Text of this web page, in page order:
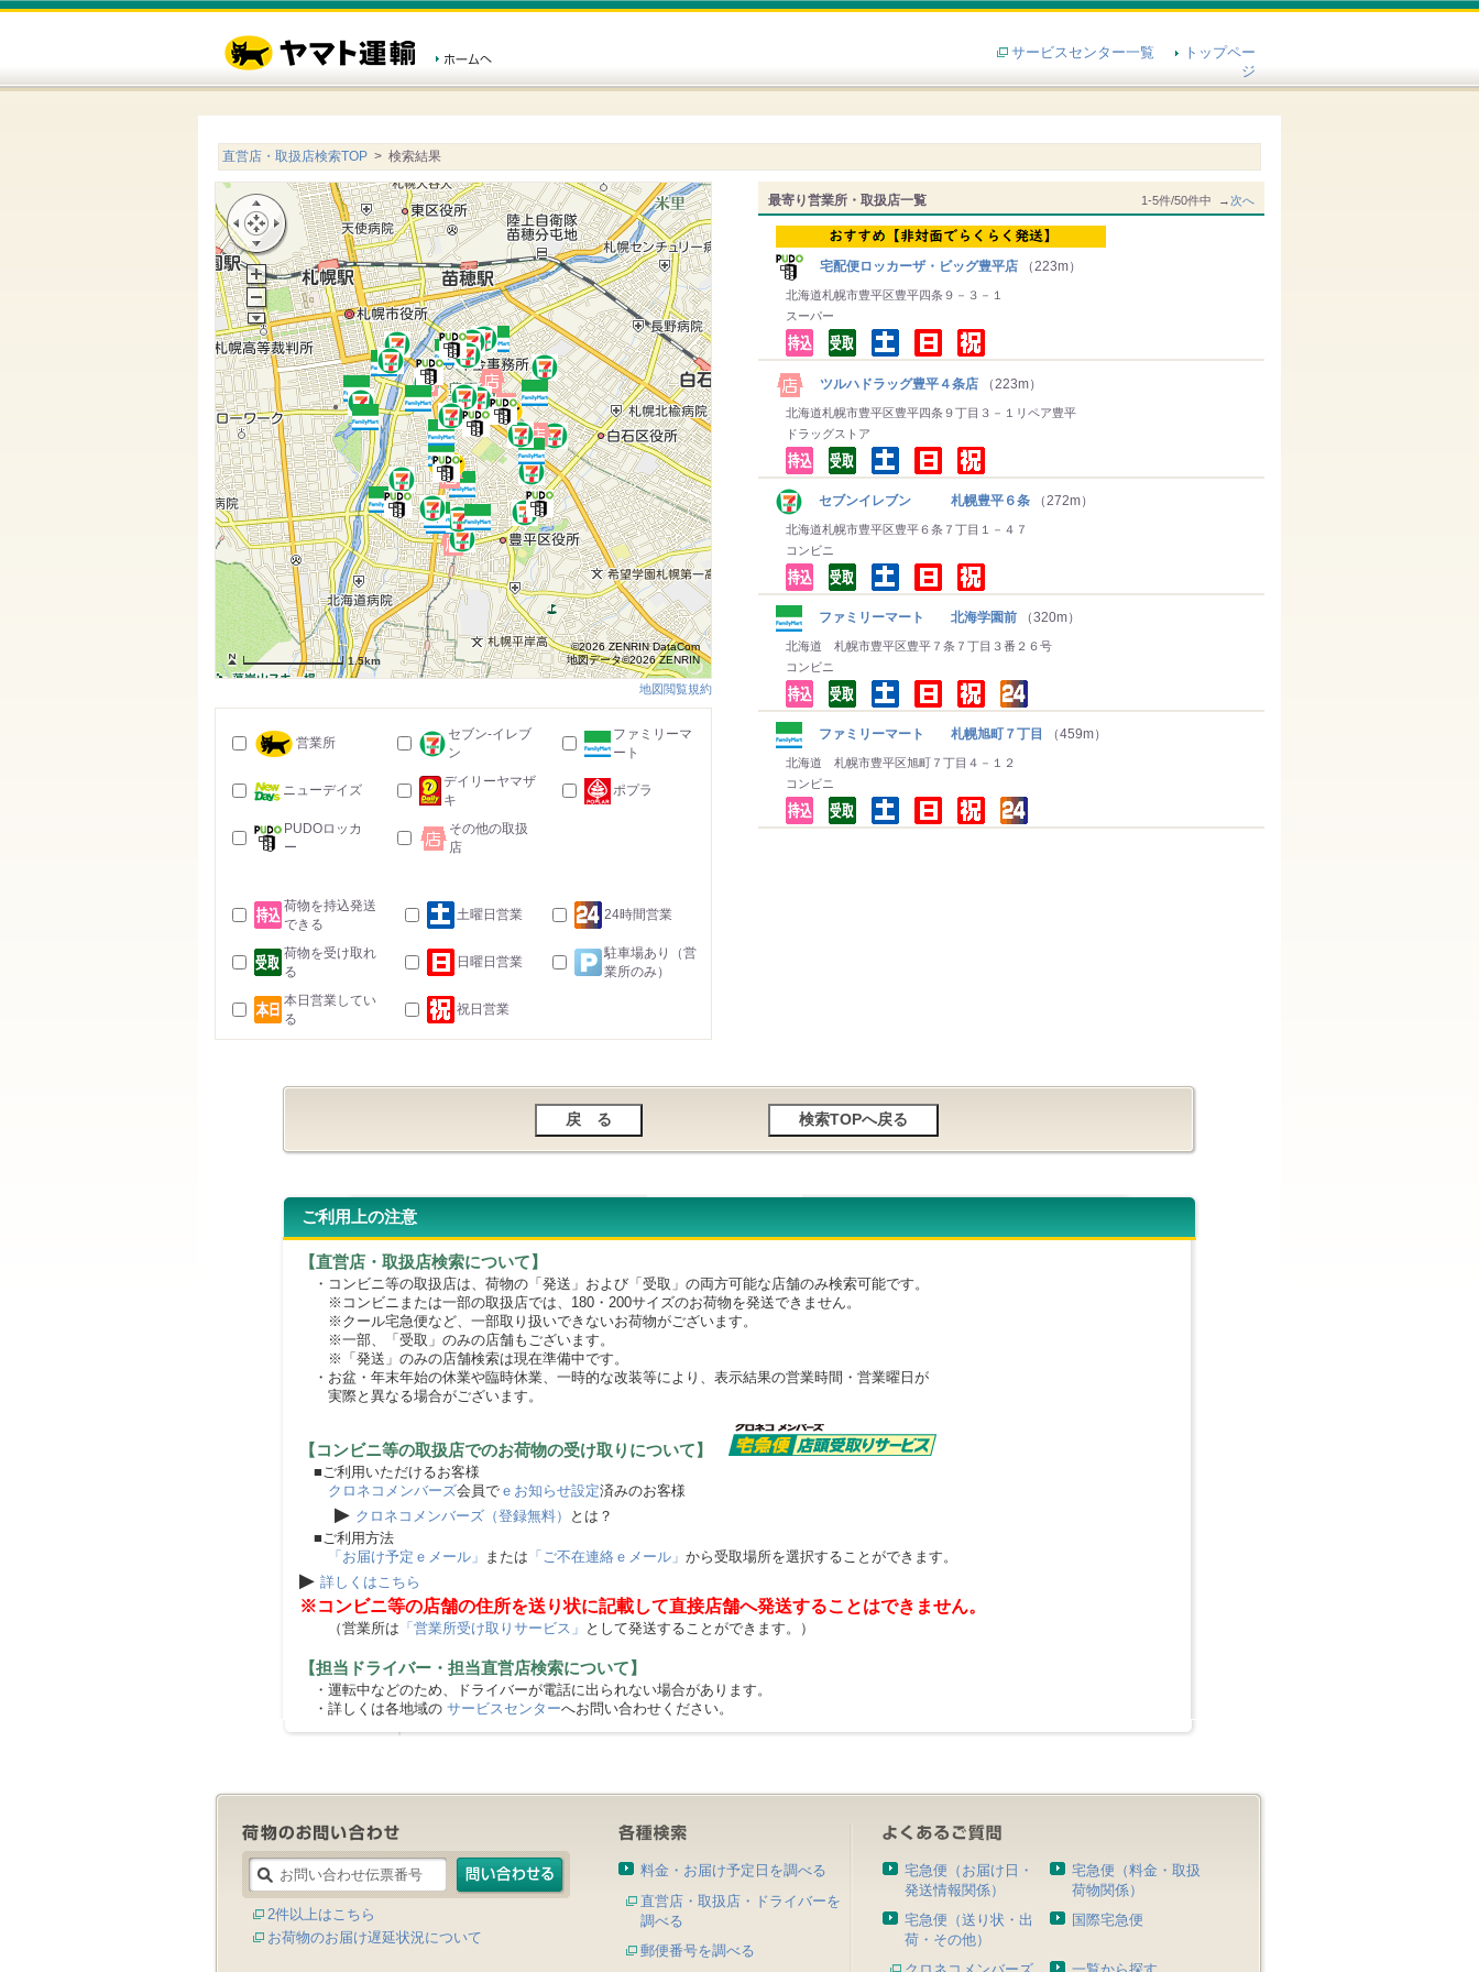
サービスセンター一覧
トップペー
ジ
直営店・取扱店検索TOP > 検索結果
最寄り営業所・取扱店一覧 1-5件/50件中 →次へ
宅配便ロッカーザ・ビッグ豊平店 （223m）
北海道札幌市豊平区豊平四条９－３－１
スーパー
ツルハドラッグ豊平４条店 （223m）
北海道札幌市豊平区豊平四条９丁目３－１リペア豊平
ドラッグストア
セブンイレブン 札幌豊平６条 （272m）
北海道札幌市豊平区豊平６条７丁目１－４７
コンビニ
ファミリーマート 北海学園前 （320m）
北海道 札幌市豊平区豊平７条７丁目３番２６号
コンビニ
ファミリーマート 札幌旭町７丁目 （459m）
北海道 札幌市豊平区旭町７丁目４－１２
コンビニ
1.5km
©2026 ZENRIN DataCom
地図データ©2026 ZENRIN
地図閲覧規約
営業所
セブン-イレブ
ン
ファミリーマ
ート
ニューデイズ
デイリーヤマザ
キ
ポプラ
PUDOロッカ
ー
その他の取扱
店
荷物を持込発送
できる
土曜日営業 24時間営業
荷物を受け取れ
る
日曜日営業
駐車場あり（営
業所のみ）
本日営業してい
る
祝日営業
ご利用上の注意
【直営店・取扱店検索について】
・コンビニ等の取扱店は、荷物の「発送」および「受取」の両方可能な店舗のみ検索可能です。
※コンビニまたは一部の取扱店では、180・200サイズのお荷物を発送できません。
※クール宅急便など、一部取り扱いできないお荷物がございます。
※一部、「受取」のみの店舗もございます。
※「発送」のみの店舗検索は現在準備中です。
・お盆・年末年始の休業や臨時休業、一時的な改装等により、表示結果の営業時間・営業曜日が
実際と異なる場合がございます。
【コンビニ等の取扱店でのお荷物の受け取りについて】
■ご利用いただけるお客様
クロネコメンバーズ会員で ｅお知らせ設定済みのお客様
▶ クロネコメンバーズ（登録無料）
とは？
■ご利用方法
「お届け予定ｅメール」 または 「ご不在連絡ｅメール」 から受取場所を選択することができます。
▶ 詳しくはこちら
※コンビニ等の店舗の住所を送り状に記載して直接店舗へ発送することはできません。
（営業所は 「営業所受け取りサービス」 として発送することができます。）
【担当ドライバー・担当直営店検索について】
・運転中などのため、ドライバーが電話に出られない場合があります。
・詳しくは各地域の サービスセンターへお問い合わせください。
2件以上はこちら
お荷物のお届け遅延状況について
料金・お届け予定日を調べる
直営店・取扱店・ドライバーを
調べる
郵便番号を調べる
宅急便（お届け日・
発送情報関係）
宅急便（料金・取扱
荷物関係）
宅急便（送り状・出
荷・その他）
国際宅急便